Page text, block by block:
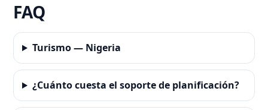
FAQ
Turismo — Nigeria
¿Cuánto cuesta el soporte de planificación?